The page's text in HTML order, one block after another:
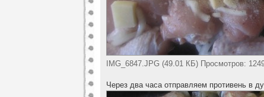
IMG_6847.JPG (49.01 КБ) Просмотров:
Через два часа отправляем противень в